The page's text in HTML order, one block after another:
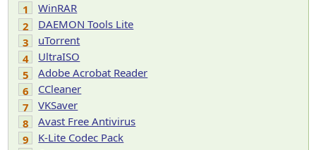
1
WinRAR
2
DAEMON Tools Lite
3
uTorrent
4
UltraISO
5
Adobe Acrobat Reader
6
CCleaner
7
VKSaver
8
Avast Free Antivirus
9
K-Lite Codec Pack